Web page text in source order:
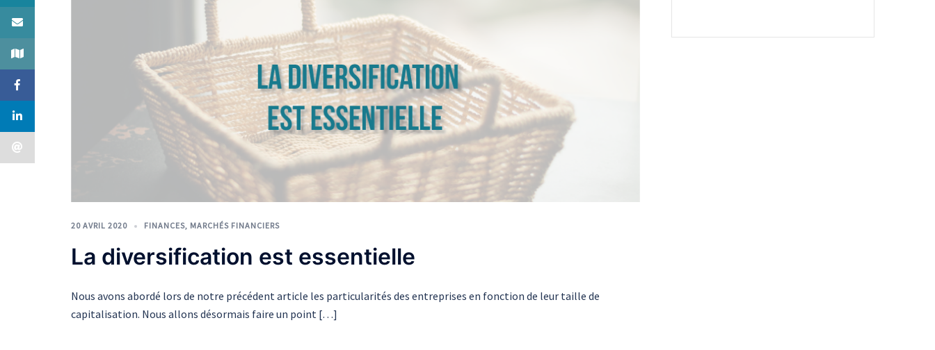
20 AVRIL 2020 FINANCES, MARCHÉS FINANCIERS
La diversification est essentielle
Nous avons abordé lors de notre précédent article les particularités des entreprises en fonction de leur taille de
capitalisation. Nous allons désormais faire un point […]